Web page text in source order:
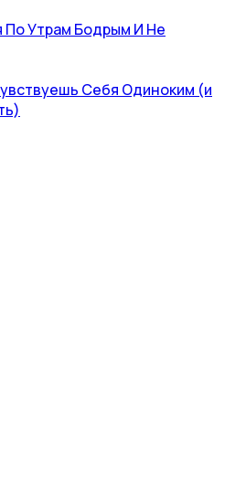
По Утрам Бодрым И Не
Себя Одиноким (и